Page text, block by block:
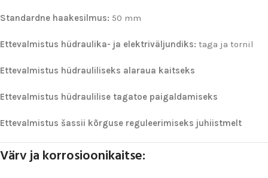
Standardne haakesilmus: 50 mm
Ettevalmistus hüdraulika- ja elektriväljundiks: taga ja tornil
Ettevalmistus hüdrauliliseks alaraua kaitseks
Ettevalmistus hüdraulilise tagatoe paigaldamiseks
Ettevalmistus šassii kõrguse reguleerimiseks juhiistmelt
Värv ja korrosioonikaitse: